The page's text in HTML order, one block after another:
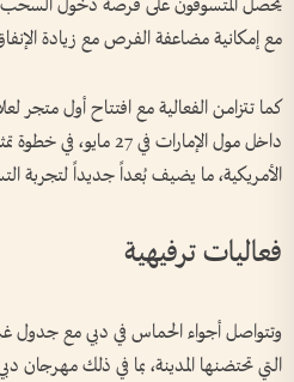
مع إمكانية مضاعفة الفرص مع زيادة
كما تتزامن الفعالية مع افتتاح أول متجر
داخل مول الإمارات في
الأمريكية، ما يضيف بُعداً جديداً لتجربة
فعاليات ترفيهية
وتتواصل أجواء الحماس في دبي مع جدول
التي تحتضنها المدينة، بما في ذلك مهرجان